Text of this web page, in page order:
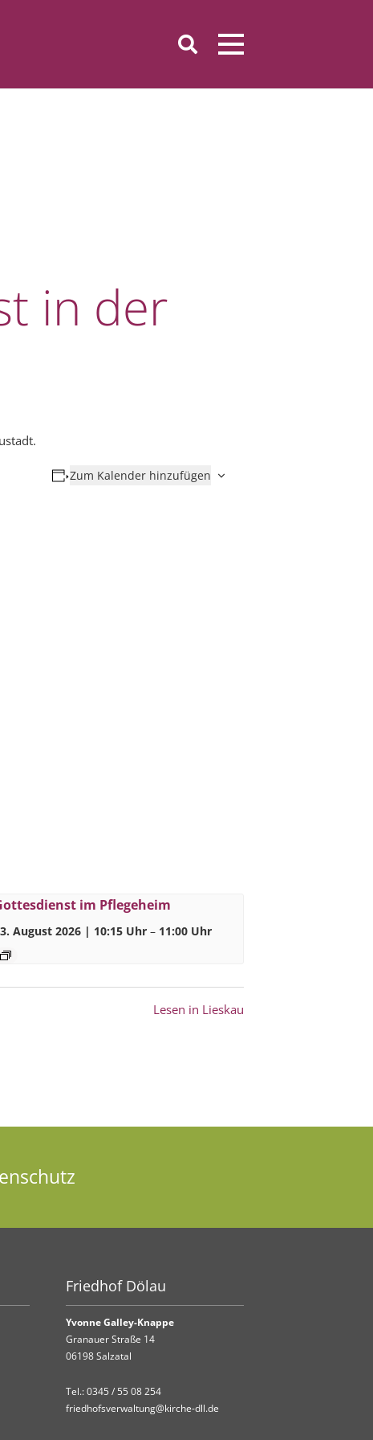
in der
Zum Kalender hinzufügen
im Pflegeheim
August 2026 | 10:15 Uhr – 11:00 Uhr
Lesen in Lieskau
Friedhof Dölau
Yvonne Galley-Knappe
Granauer Straße 14
06198 Salzatal
Tel.:0345 / 55 08 254
friedhofsverwaltung@kirche-dll.de